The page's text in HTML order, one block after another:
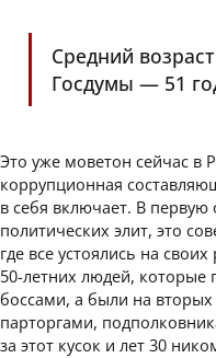
Средний
Госдумы — 51
Это уже моветон сейчас в
коррупционная
в себя включает. В
политических элит, это
где все устоялись на
50-летних людей,
боссами, а были на
парторгами,
за этот кусок и лет 30